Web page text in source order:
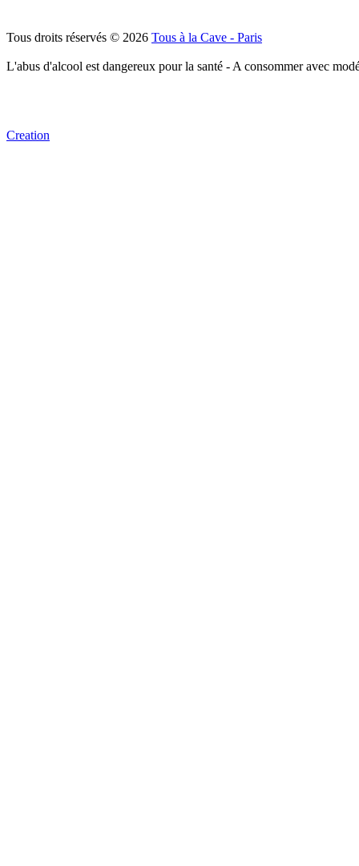
Tous droits réservés © 2026 Tous à la Cave - Paris
L'abus d'alcool est dangereux pour la santé - A consommer avec
Creation